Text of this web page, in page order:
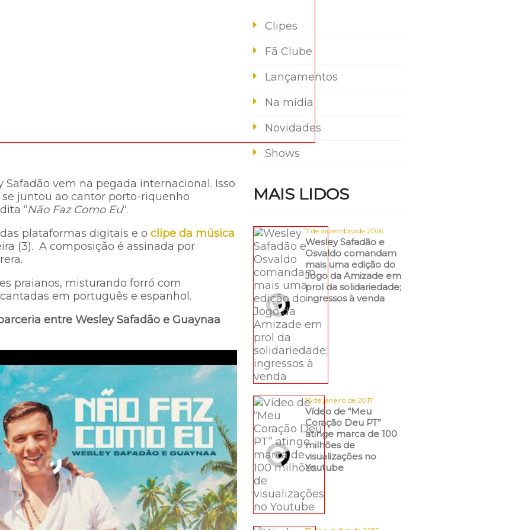
Safadão vem na pegada internacional. Isso
juntou ao cantor porto-riquenho
“Não Faz Como Eu“.
plataformas digitais e o clipe da música
(3). A composição é assinada por
praianos, misturando forró com
em português e espanhol.
entre Wesley Safadão e Guaynaa
Clipes
Fã Clube
Lançamentos
Na mídia
Novidades
Shows
MAIS LIDOS
7 de dezembro de 2016
Wesley Safadão e
Osvaldo comandam
mais uma edição do
Jogo da Amizade em
prol da solidariedade;
ingressos à venda
16 de janeiro de 2017
Vídeo de “Meu
Coração Deu PT”
atinge marca de 100
milhões de
visualizações no
Youtube